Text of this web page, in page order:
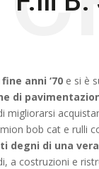
fine anni ‘70 e si è
di
migliorarsi
bob cat e rulli
degni di una
a costruzioni e